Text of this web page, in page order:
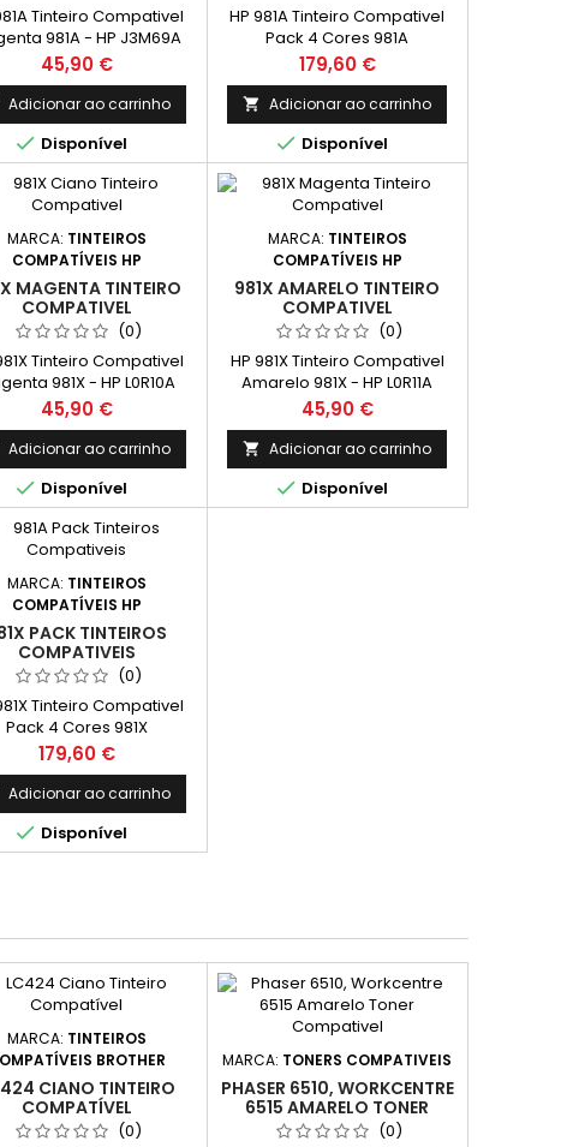
Tinteiro Compativel
981A - HP J3M69A
6.000 Páginas*
Preço
45,90 €
Adicionar ao carrinho
 Disponível
HP 981A Tinteiro Compativel
Pack 4 Cores 981A
Capacidade: 6.000
Páginas*/cada cor
Preço
179,60 €
 Adicionar ao carrinho
 Disponível
MARCA: TINTEIROS
COMPATÍVEIS HP
MAGENTA TINTEIRO
COMPATIVEL
(0)
Tinteiro Compativel
981X - HP L0R10A
6.000 Páginas*
Preço
45,90 €
Adicionar ao carrinho
 Disponível
MARCA: TINTEIROS
COMPATÍVEIS HP
981X AMARELO TINTEIRO
COMPATIVEL
(0)
HP 981X Tinteiro Compativel
Amarelo 981X - HP L0R11A
Capacidade: 6.000 Páginas*
Preço
45,90 €
 Adicionar ao carrinho
 Disponível
MARCA: TINTEIROS
COMPATÍVEIS HP
PACK TINTEIROS
COMPATIVEIS
(0)
Tinteiro Compativel
Pack 4 Cores 981X
Capacidade: 6.000
Páginas*/cada cor
Preço
179,60 €
Adicionar ao carrinho
 Disponível
MARCA: TINTEIROS
BROTHER
CIANO TINTEIRO
COMPATÍVEL
(0)
MARCA: TONERS COMPATIVEIS
PHASER 6510, WORKCENTRE
6515 AMARELO TONER
COMPATIVEL(0)